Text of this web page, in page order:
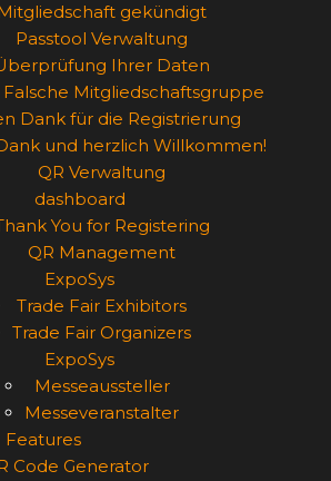
gekündigt
Passtool Verwaltung
Ihrer Daten
Falsche Mitgliedschaftsgruppe
Dank für die Registrierung
und herzlich Willkommen!
QR Verwaltung
dashboard
You for Registering
QR Management
ExpoSys
Trade Fair Exhibitors
Trade Fair Organizers
ExpoSys
Messeaussteller
Messeveranstalter
Features
Code Generator